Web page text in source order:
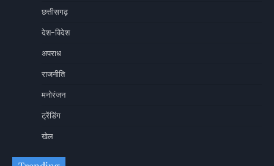
छत्तीसगढ़
देश-विदेश
अपराध
राजनीति
मनोरंजन
ट्रेंडिंग
खेल